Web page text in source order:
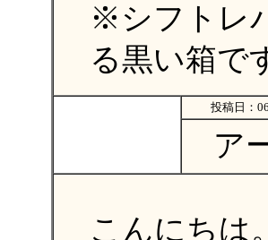
※シフトレ
る黒い箱で
投稿日：
ア
こんにちは。